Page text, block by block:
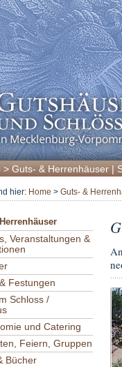
> Guts- & Herrenhäuser|
hier: Home > Guts- &
Veranstaltungen &
Festungen
Schloss /
und Catering
Feiern, Gruppen
Bücher